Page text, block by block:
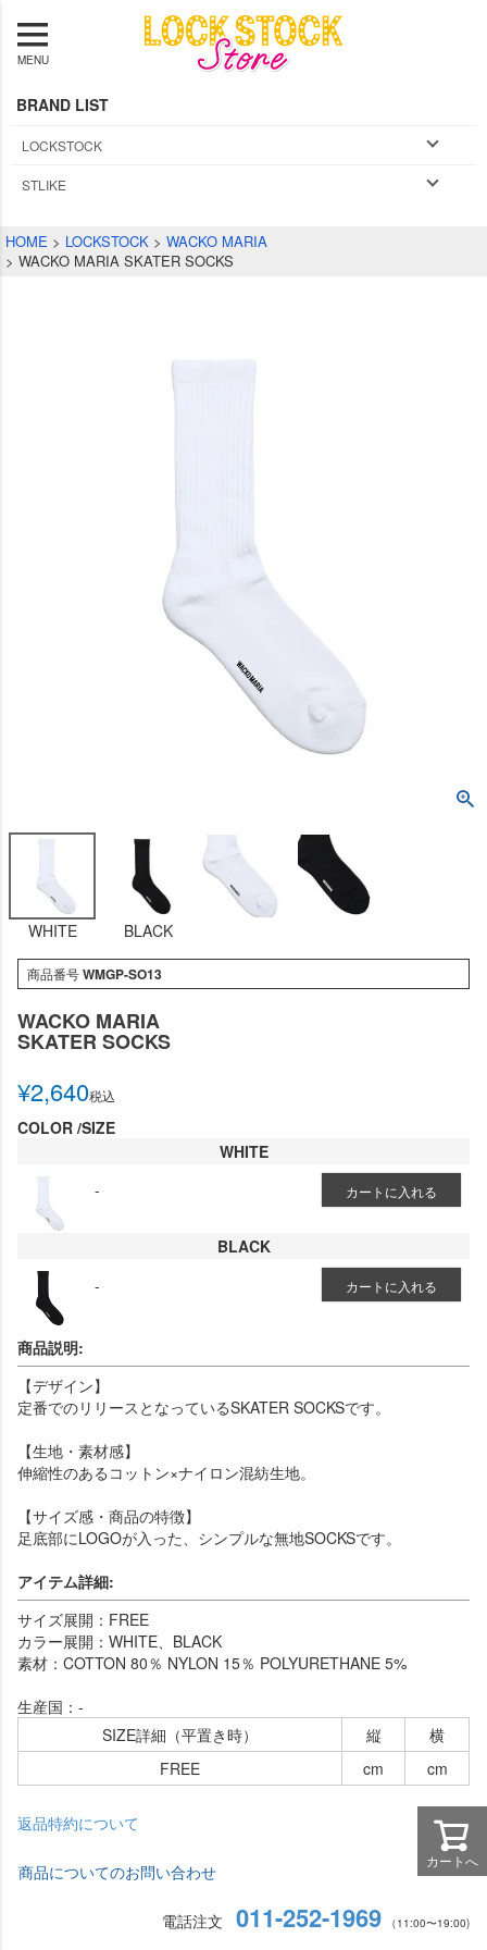
MENU
BRAND LIST
LOCKSTOCK
STLIKE
HOME LOCKSTOCK
WACKO MARIA
WACKO MARIA SKATER SOCKS
WHITE BLACK
商品番号WMGP-SO13
WACKO MARIA
SKATER SOCKS
¥2,640税込
COLOR SIZE
WHITE
-
カートに入れる
BLACK
-
カートに入れる
商品説明:
【デザイン】
定番でのリリースとなっているSKATER SOCKSです。
【生地・素材感】
伸縮性のあるコットン×ナイロン混紡生地。
【サイズ感・商品の特徴】
足底部にLOGOが入った、シンプルな無地SOCKSです。
アイテム詳細:
サイズ展開：FREE
カラー展開：WHITE、BLACK
素材：COTTON 80％ NYLON 15％ POLYURETHANE 5%
生産国：-
SIZE詳細（平置き時）
縦
横
FREE
cm cm
返品特約について
商品についてのお問い合わせ
電話注文 011-252-1969 （11:00〜19:00)
カートへ